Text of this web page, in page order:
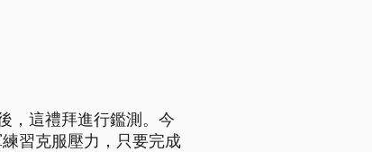
，這禮拜進行鑑測。今
習克服壓力，只要完成